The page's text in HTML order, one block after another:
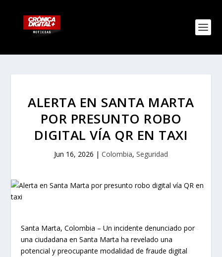
ALERTA EN SANTA MARTA
POR PRESUNTO ROBO
DIGITAL VÍA QR EN TAXI
Jun 16, 2026 | Colombia, Seguridad
Santa Marta, Colombia – Un incidente denunciado por
una ciudadana en Santa Marta ha revelado una
potencial y preocupante modalidad de fraude digital